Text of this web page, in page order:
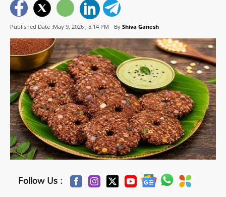
Published Date :May 9, 2026 , 5:14 PM By Shiva Ganesh
Follow Us :